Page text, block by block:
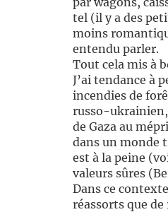
tel (il y a des
moins
entendu parler.
Tout cela mis à
J’ai tendance à
incendies de
russo-ukrainien,
de Gaza au
dans un monde
est à la peine
valeurs sûres
Dans ce
réassorts que